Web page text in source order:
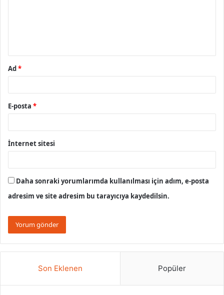
Ad*
E-posta *
İnternet sitesi
Daha sonraki yorumlarımda kullanılması için adım, e-posta
adresim ve site adresim bu tarayıcıya kaydedilsin.
Son Eklenen Popüler